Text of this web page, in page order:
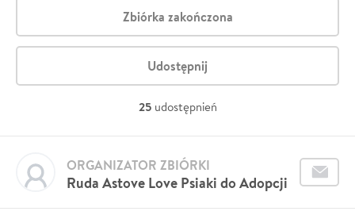
Zbiórka zakończona
Udostępnij
25 udostępnień
Ruda Astove Love Psiaki do Adopcji
ORGANIZATOR ZBIÓRKI